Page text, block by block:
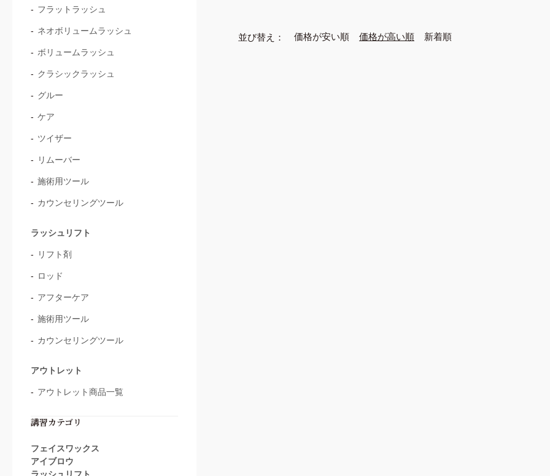
フラットラッシュ
ネオボリュームラッシュ
ボリュームラッシュ
クラシックラッシュ
グルー
ケア
ツイザー
リムーバー
施術用ツール
カウンセリングツール
ラッシュリフト
リフト剤
ロッド
アフターケア
施術用ツール
カウンセリングツール
アウトレット
アウトレット商品一覧
講習カテゴリ
フェイスワックス
アイブロウ
ラッシュリフト
並び替え 価格が安い順 価格が高い順 新着順